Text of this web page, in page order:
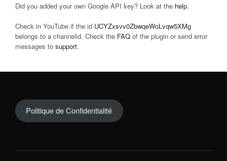
Did you added your own Google API key? Look at the help.
Check in YouTube if the id UCYZxsvv0ZbwqeWoLvqw5XMg
belongs to a channelid. Check the FAQ of the plugin or send error
messages to support.
Politique de Confidentialité